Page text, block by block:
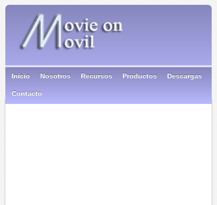
Inicio Nosotros Recursos Productos Descargas
Contacto